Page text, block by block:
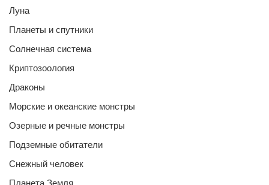
Луна
Планеты и спутники
Солнечная система
Криптозоология
Драконы
Морские и океанские монстры
Озерные и речные монстры
Подземные обитатели
Снежный человек
Планета Земля